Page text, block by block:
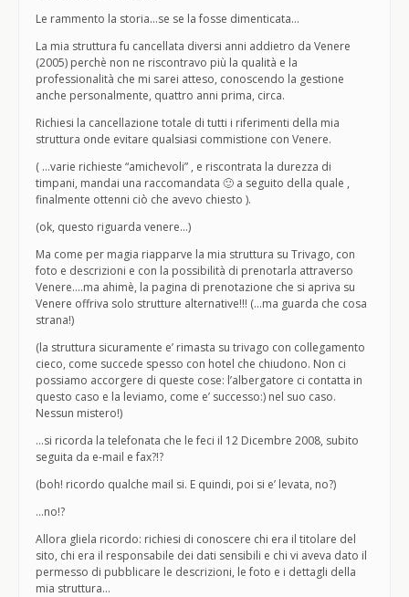
Le rammento la storia…se se la fosse dimenticata…
La mia struttura fu cancellata diversi anni addietro da Venere
(2005) perchè non ne riscontravo più la qualità e la
professionalità che mi sarei atteso, conoscendo la gestione
anche personalmente, quattro anni prima, circa.
Richiesi la cancellazione totale di tutti i riferimenti della mia
struttura onde evitare qualsiasi commistione con Venere.
( …varie richieste “amichevoli” , e riscontrata la durezza di
timpani, mandai una raccomandata 🙂 a seguito della quale ,
finalmente ottenni ciò che avevo chiesto ).
(ok, questo riguarda venere…)
Ma come per magia riapparve la mia struttura su Trivago, con
foto e descrizioni e con la possibilità di prenotarla attraverso
Venere….ma ahimè, la pagina di prenotazione che si apriva su
Venere offriva solo strutture alternative!!! (…ma guarda che cosa
strana!)
(la struttura sicuramente e’ rimasta su trivago con collegamento
cieco, come succede spesso con hotel che chiudono. Non ci
possiamo accorgere di queste cose: l’albergatore ci contatta in
questo caso e la leviamo, come e’ successo:) nel suo caso.
Nessun mistero!)
…si ricorda la telefonata che le feci il 12 Dicembre 2008, subito
seguita da e-mail e fax?!?
(boh! ricordo qualche mail si. E quindi, poi si e’ levata, no?)
…no!?
Allora gliela ricordo: richiesi di conoscere chi era il titolare del
sito, chi era il responsabile dei dati sensibili e chi vi aveva dato il
permesso di pubblicare le descrizioni, le foto e i dettagli della
mia struttura…